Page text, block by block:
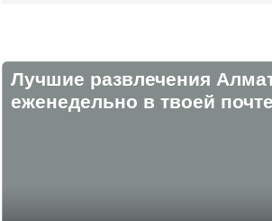
Лучшие развлечения
eженедельно в твоей